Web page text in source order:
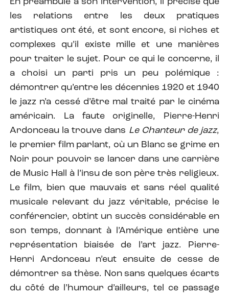
les relations entre les deux pratiques
artistiques ont été, et sont encore, si riches et
complexes qu’il existe mille et une manières
pour traiter le sujet. Pour ce qui le concerne, il
a choisi un parti pris un peu polémique :
démontrer qu’entre les décennies 1920 et 1940
le jazz n’a cessé d’être mal traité par le cinéma
américain. La faute originelle, Pierre-Henri
Ardonceau la trouve dans Le Chanteur de jazz,
le premier film parlant, où un Blanc se grime en
Noir pour pouvoir se lancer dans une carrière
de Music Hall à l’insu de son père très religieux.
Le film, bien que mauvais et sans réel qualité
musicale relevant du jazz véritable, précise le
conférencier, obtint un succès considérable en
son temps, donnant à l’Amérique entière une
représentation biaisée de l’art jazz. Pierre-
Henri Ardonceau n’eut ensuite de cesse de
démontrer sa thèse. Non sans quelques écarts
du côté de l’humour d’ailleurs, tel ce passage